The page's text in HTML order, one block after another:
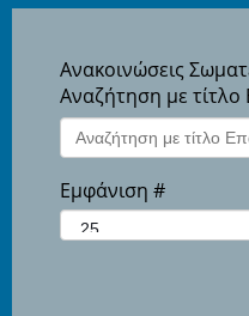
Ανακοινώσεις
Αναζήτηση με
Εμφάνιση #